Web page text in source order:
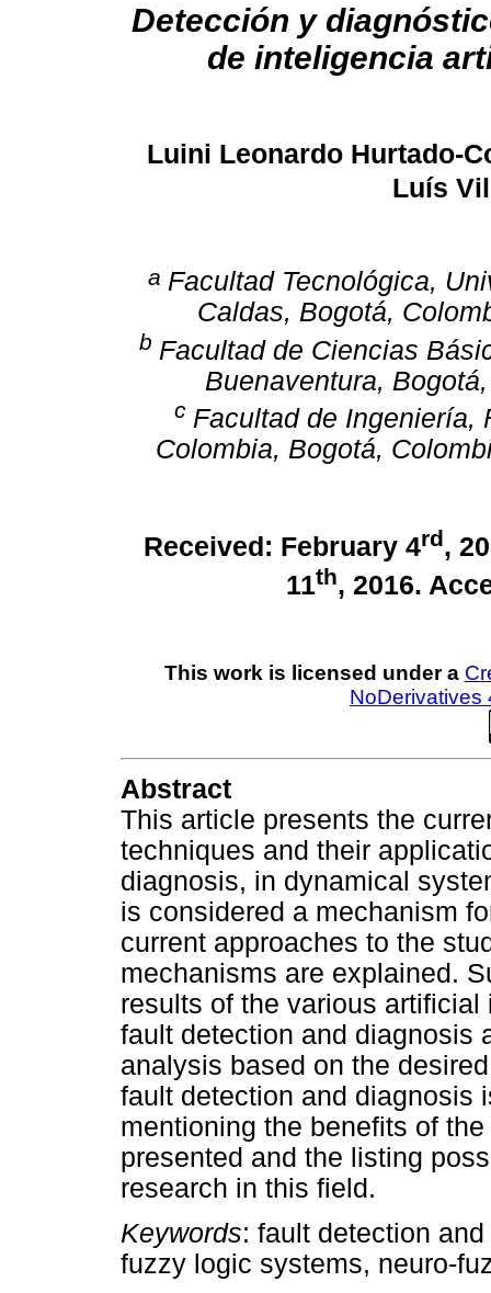
Detección y
de inteligencia
Luini Leonardo Hurtado-
Luís
a Facultad Tecnológica,
Caldas, Bogotá,
b Facultad de Ciencias
Buenaventura,
c Facultad de Ingeniería,
Colombia, Bogotá,
Received: February 4rd,
11th, 2016.
This work is licensed under a
NoDerivatives
Abstract
This article presents the
techniques and their
diagnosis, in dynamical
is considered a mechanism
current approaches to the
mechanisms are explained.
results of the various
fault detection and diagnosis
analysis based on the
fault detection and diagnosis
mentioning the benefits of
presented and the listing
research in this field.
Keywords: fault detection
fuzzy logic systems, neuro-